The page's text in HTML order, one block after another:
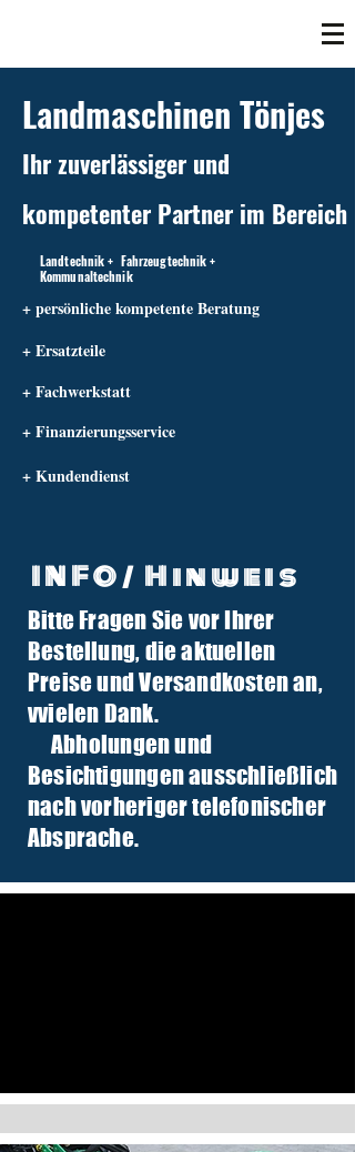
Landmaschinen Tönjes
Ihr zuverlässiger und
kompetenter Partner im Bereich
Landtechnik + Fahrzeugtechnik +
Kommunaltechnik
+ persönliche kompetente Beratung
+ Ersatzteile
+ Fachwerkstatt
+ Finanzierungsservice
+ Kundendienst
info@tuber-traktor.de
+49 (0) 4406-9568797
INFO/ Hinweis
Bitte Fragen Sie vor Ihrer
Bestellung, die aktuellen
Preise und Versandkosten an,
vvielen Dank.
Abholungen und
Besichtigungen ausschließlich
nach vorheriger telefonischer
Absprache.